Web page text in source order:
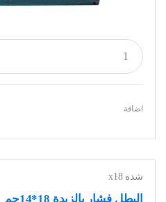
اضافة
شده x18
البطل فشار بالزبدة 18*14جم